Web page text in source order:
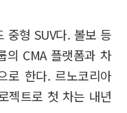
중형 SUV다. 볼보 등
CMA 플랫폼과 차
로 한다. 르노코리아
젝트로 첫 차는 내년